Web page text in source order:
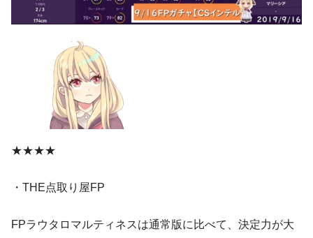
★★★★
・THE点取り屋FP
FPラウタロマルティネスは通常版に比べて、決定力が大